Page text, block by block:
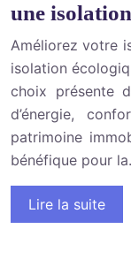
une
Améliorez votre
isolation
choix présente
d’énergie,
patrimoine
bénéfique pour
Lire la suite